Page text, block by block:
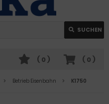
SUCHEN
( 0 )
( 0 )
Betrieb Eisenbahn K1750